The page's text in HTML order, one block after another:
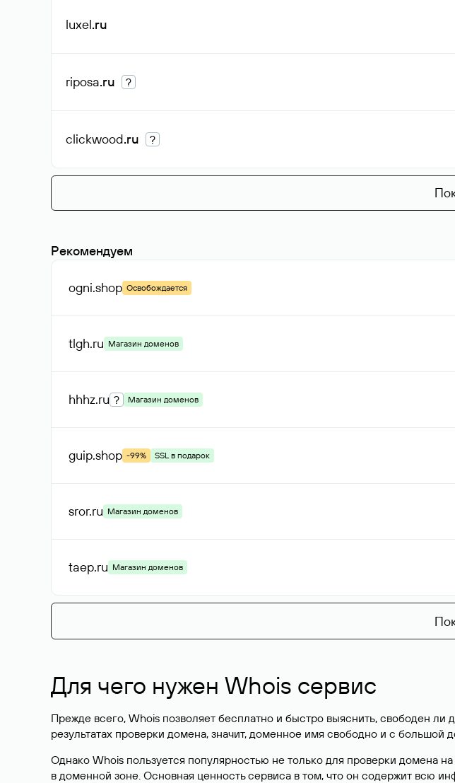
luxel.ru
riposa.ru ?
clickwood.ru ?
Рекомендуем
ogni.shop Освобождается
tlgh.ru Магазин доменов
hhhz.ru ? Магазин доменов
guip.shop -99% SSL в подарок
sror.ru Магазин доменов
taep.ru Магазин доменов
Для чего нужен Whois сервис
Прежде всего, Whois позволяет бесплатно и быстро выяснить, свободен
результатах проверки домена, значит, доменное имя свободно и с большой
Однако Whois пользуется популярностью не только для проверки домена
в доменной зоне. Основная ценность сервиса в том, что он содержит всю